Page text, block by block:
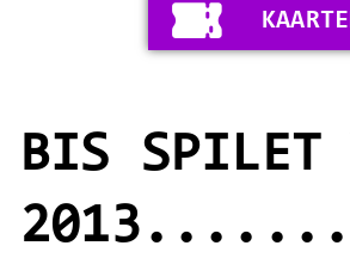
FOTO'S
BIS SPILET